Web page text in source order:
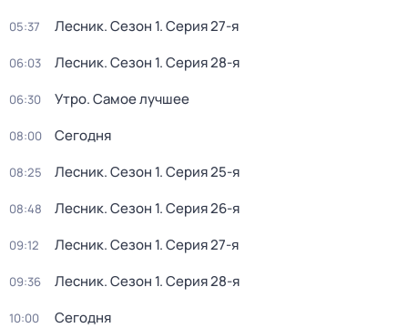
05:37 Лесник. Сезон 1. Серия 27-я
06:03 Лесник. Сезон 1. Серия 28-я
06:30 Утро. Самое лучшее
08:00 Сегодня
08:25 Лесник. Сезон 1. Серия 25-я
08:48 Лесник. Сезон 1. Серия 26-я
09:12 Лесник. Сезон 1. Серия 27-я
09:36 Лесник. Сезон 1. Серия 28-я
10:00 Сегодня